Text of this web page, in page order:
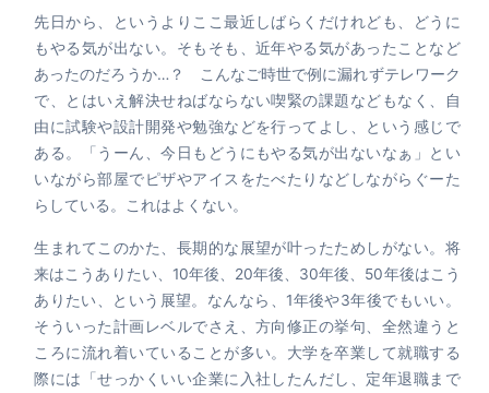
先日から、というよりここ最近しばらくだけれども、どうに
もやる気が出ない。そもそも、近年やる気があったことなど
あったのだろうか…？ こんなご時世で例に漏れずテレワーク
で、とはいえ解決せねばならない喫緊の課題などもなく、自
由に試験や設計開発や勉強などを行ってよし、という感じで
ある。「うーん、今日もどうにもやる気が出ないなぁ」とい
いながら部屋でピザやアイスをたべたりなどしながらぐーた
らしている。これはよくない。
生まれてこのかた、長期的な展望が叶ったためしがない。将
来はこうありたい、10年後、20年後、30年後、50年後はこう
ありたい、という展望。なんなら、1年後や3年後でもいい。
そういった計画レベルでさえ、方向修正の挙句、全然違うと
ころに流れ着いていることが多い。大学を卒業して就職する
際には「せっかくいい企業に入社したんだし、定年退職まで